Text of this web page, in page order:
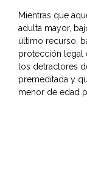
Mientras que
adulta mayor,
último recurso,
protección legal
los detractores
premeditada y
menor de edad